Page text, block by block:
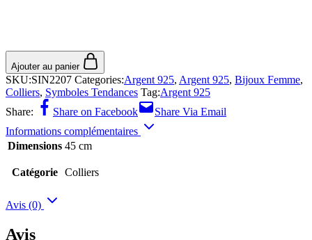
Ajouter au panier
SKU:SIN2207 Categories:Argent 925, Argent 925, Bijoux Femme,
Colliers, Symboles Tendances Tag:Argent 925
Share:
Share on Facebook
Share Via Email
Informations complémentaires
Dimensions 45 cm
Catégorie Colliers
Avis (0)
Avis